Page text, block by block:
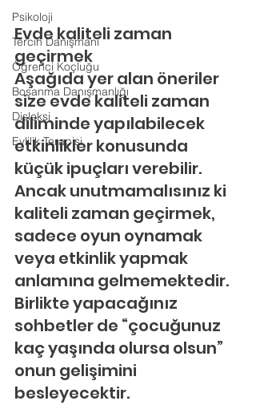
Psikoloji
Tercih Danışmanı
Öğrenci Koçluğu
Boşanma Danışmanlığı
Disleksi
Evlilik Terapisi
Evde kaliteli zaman
geçirmek
Aşağıda yer alan öneriler
size evde kaliteli zaman
diliminde yapılabilecek
etkinlikler konusunda
küçük ipuçları verebilir.
Ancak unutmamalısınız ki
kaliteli zaman geçirmek,
sadece oyun oynamak
veya etkinlik yapmak
anlamına gelmemektedir.
Birlikte yapacağınız
sohbetler de “çocuğunuz
kaç yaşında olursa olsun”
onun gelişimini
besleyecektir.